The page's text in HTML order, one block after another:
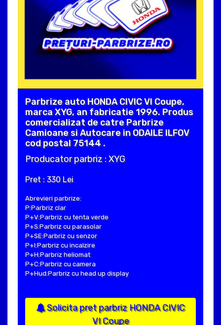
Parbrize auto HONDA CIVIC VI Coupe,
marca XYG, an fabricatie 1996. Produs
comercializat de catre Parbrize
Camioane si Autocare in ODAILE ILFOV
cod postal 75144 .
Producator parbriz : XYG
Pret : 330 Lei
Abrevieri parbrize:
P:Parbriz clar
P+V:Parbriz cu tenta verde
P+S:Parbriz cu parasolar
P+SE:Parbriz cu senzor
P+I:Parbriz cu incalzire
P+H:Parbriz heliomat
P+C:Parbriz cu camera
P+Hud:Parbriz cu head up display
Solicita pret parbriz HONDA CIVIC
VI Coupe